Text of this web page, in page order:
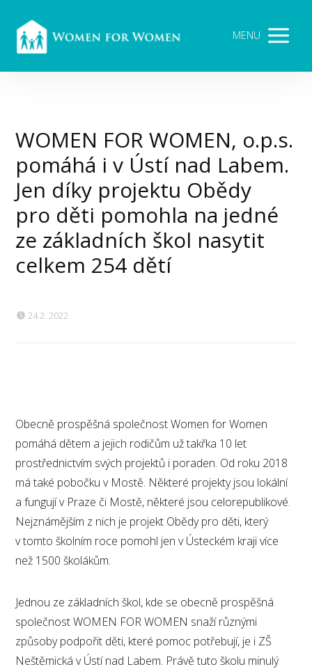
MENU
WOMEN FOR WOMEN, o.p.s.
pomáhá i v Ústí nad Labem.
Jen díky projektu Obědy
pro děti pomohla na jedné
ze základních škol nasytit
celkem 254 dětí
24.2. 2022
Obecně prospěšná společnost Women for Women
pomáhá dětem a jejich rodičům už takřka 10 let
prostřednictvím svých projektů i poraden. Od roku 2018
má také pobočku v Mostě. Některé projekty jsou lokální
a fungují v Praze či Mostě, některé jsou celorepublikové.
Nejznámějším z nich je projekt Obědy pro děti, který
v tomto školním roce pomohl jen v Ústeckém kraji více
než 1500 školákům.
Jednou ze základních škol, kde se obecně prospěšná
společnost WOMEN FOR WOMEN snaží různými
způsoby podpořit děti, které pomoc potřebují, je i ZŠ
Neštěmická v Ústí nad Labem. Právě tuto školu minulý